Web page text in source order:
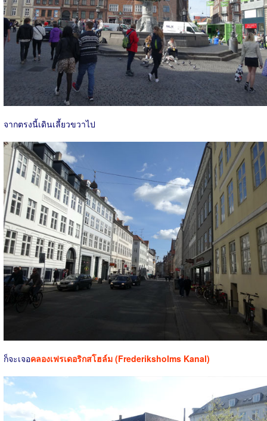
จากตรงนี้เดินเลี้ยวขวาไป
ก็จะเจอคลองเฟรเดอริกสโฮล์ม (Frederiksholms Kanal)